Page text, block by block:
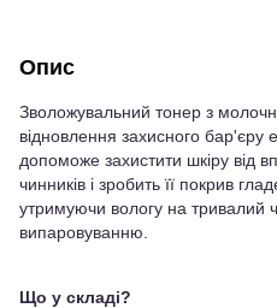
Опис
Зволожувальний тонер з
відновлення захисного бар'єру
допоможе захистити шкіру від
чинників і зробить її покрив
утримуючи вологу на тривалий
випаровуванню.
Що у складі?